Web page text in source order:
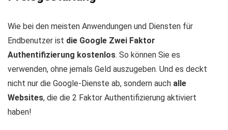
Wie bei den meisten Anwendungen und Diensten für
Endbenutzer ist die Google Zwei Faktor
Authentifizierung kostenlos. So können Sie es
verwenden, ohne jemals Geld auszugeben. Und es deckt
nicht nur die Google-Dienste ab, sondern auch alle
Websites, die die 2 Faktor Authentifizierung aktiviert
haben!